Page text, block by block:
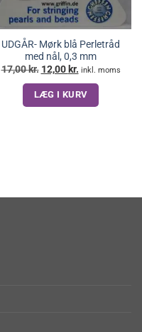
UDGÅR- Mørk blå Perletråd
med nål, 0,3 mm
17,00kr. Den
oprindelige
pris
var:
17,00 kr..
12,00 kr. Den
aktuelle
pris
er:
12,00 kr..
inkl. moms
LÆG I KURV